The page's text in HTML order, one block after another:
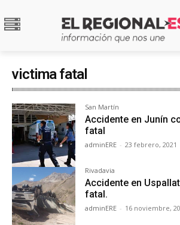
victima fatal
San Martín
Accidente en Junín
fatal
adminERE - 23 febrero, 2021
Rivadavia
Accidente en
fatal.
adminERE - 16 noviembre,